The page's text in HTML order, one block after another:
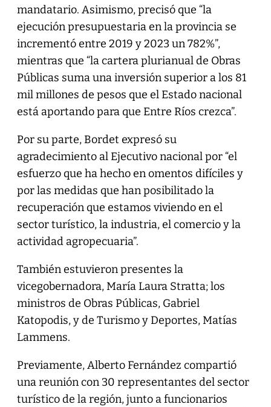
mandatario. Asimismo, precisó que “la
ejecución presupuestaria en la provincia se
incrementó entre 2019 y 2023 un 782%”,
mientras que “la cartera plurianual de Obras
Públicas suma una inversión superior a los 81
mil millones de pesos que el Estado nacional
está aportando para que Entre Ríos crezca”.
Por su parte, Bordet expresó su
agradecimiento al Ejecutivo nacional por “el
esfuerzo que ha hecho en omentos difíciles y
por las medidas que han posibilitado la
recuperación que estamos viviendo en el
sector turístico, la industria, el comercio y la
actividad agropecuaria”.
También estuvieron presentes la
vicegobernadora, María Laura Stratta; los
ministros de Obras Públicas, Gabriel
Katopodis, y de Turismo y Deportes, Matías
Lammens.
Previamente, Alberto Fernández compartió
una reunión con 30 representantes del sector
turístico de la región, junto a funcionarios